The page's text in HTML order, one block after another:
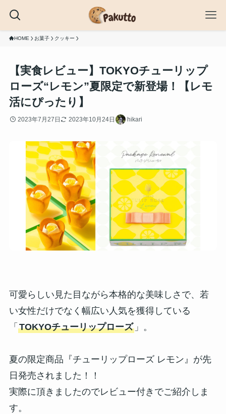
HOME お菓子 クッキー
【実食レビュー】TOKYOチューリップ
ローズ“レモン”夏限定で新登場！【レモ
活にぴったり】
2023年7月27日 2023年10月24日 hikari
可愛らしい見た目ながら本格的な美味しさで、若
い女性だけでなく幅広い人気を獲得している
「 TOKYOチューリップローズ」。
夏の限定商品『チューリップローズ レモン』が先
日発売されました！！
実際に頂きましたのでレビュー付きでご紹介しま
す。